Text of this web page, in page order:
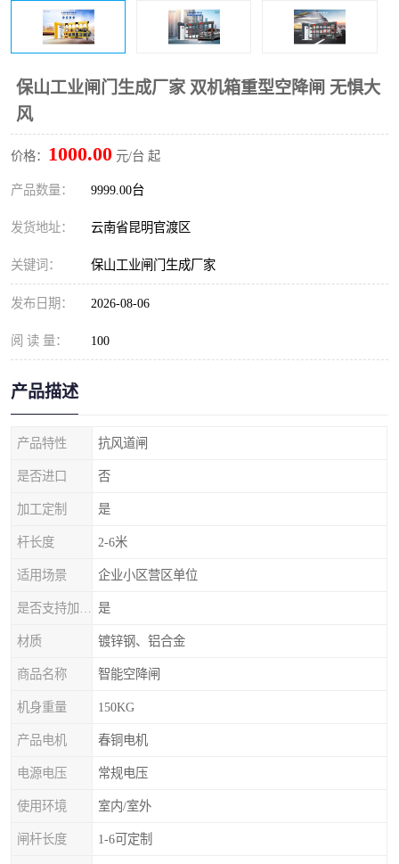
保山工业闸门生成厂家 双机箱重型空降闸 无惧大
风
价格： 1000.00 元/台 起
产品数量： 9999.00台
发货地址： 云南省昆明官渡区
关键词： 保山工业闸门生成厂家
发布日期： 2026-08-06
阅 读 量： 100
产品描述
产品特性 抗风道闸
是否进口 否
加工定制 是
杆长度 2-6米
适用场景 企业小区营区单位
是
材质 镀锌钢、铝合金
商品名称 智能空降闸
机身重量 150KG
产品电机 春铜电机
电源电压 常规电压
使用环境 室内/室外
闸杆长度 1-6可定制